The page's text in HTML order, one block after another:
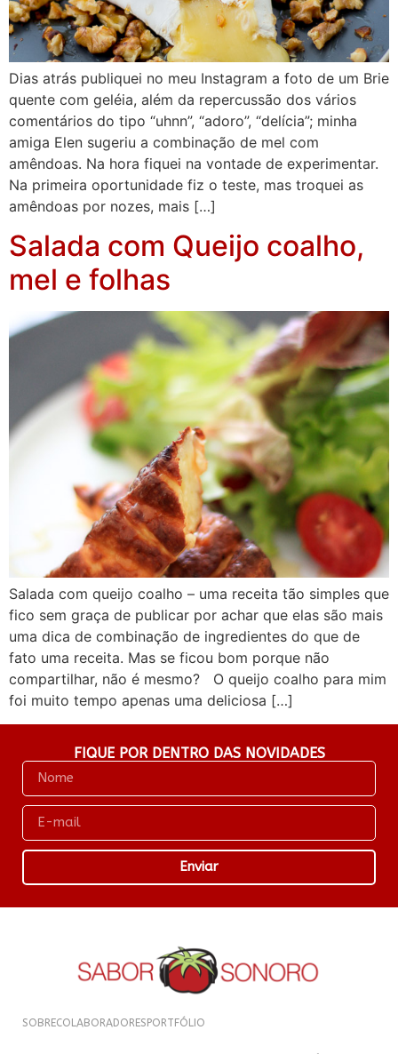
Dias atrás publiquei no meu Instagram a foto de um Brie
quente com geléia, além da repercussão dos vários
comentários do tipo “uhnn”, “adoro”, “delícia”; minha
amiga Elen sugeriu a combinação de mel com
amêndoas. Na hora fiquei na vontade de experimentar.
Na primeira oportunidade fiz o teste, mas troquei as
amêndoas por nozes, mais […]
Salada com Queijo coalho,
mel e folhas
Salada com queijo coalho – uma receita tão simples que
fico sem graça de publicar por achar que elas são mais
uma dica de combinação de ingredientes do que de
fato uma receita. Mas se ficou bom porque não
compartilhar, não é mesmo? O queijo coalho para mim
foi muito tempo apenas uma deliciosa […]
FIQUE POR DENTRO DAS NOVIDADES
Enviar
SOBRECOLABORADORESPORTFÓLIO